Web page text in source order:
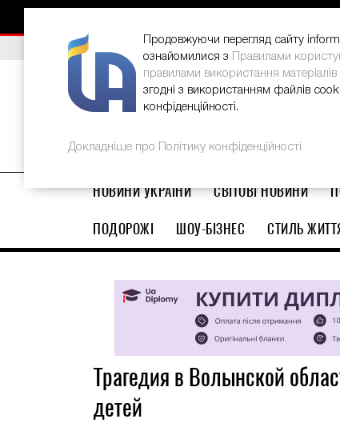
ВИБІР РЕДАКЦІЇ В Україні стартував
НОВИНИ УКРАЇНИ СВІТОВІ НОВИНИ
ПОДОРОЖІ
ШОУ-БІЗНЕС СТИЛЬ
Трагедия в Волынской
детей
Продовжуючи перегляд сайту
ознайомилися з
Правилами
правилами використання матеріалів
згодні з використанням файлів
конфіденційності.
Докладніше про Політику конфіденційності